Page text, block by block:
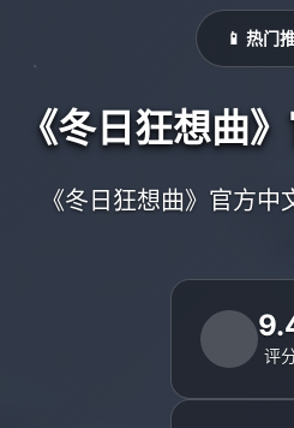
📱 热门
《冬日狂想曲
《冬日狂想曲》官方
评